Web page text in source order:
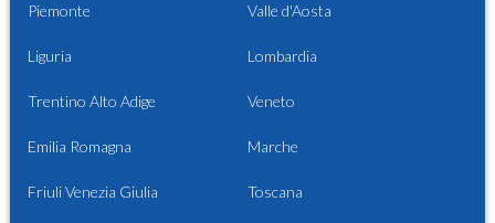
Piemonte Valle d'Aosta
Liguria Lombardia
Trentino Alto Adige Veneto
Emilia Romagna Marche
Friuli Venezia Giulia Toscana